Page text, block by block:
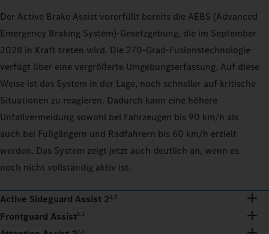
Der Active Brake Assist vorerfüllt bereits die AEBS (Advanced
Emergency Braking System)-Gesetzgebung, die im September
2028 in Kraft treten wird. Die 270‑Grad-Fusionstechnologie
verfügt über eine vergrößerte Umgebungserfassung. Auf diese
Weise ist das System in der Lage, noch schneller auf kritische
Situationen zu reagieren. Dadurch kann eine höhere
Unfallvermeidung sowohl bei Fahrzeugen bis 90 km/h als
auch bei Fußgängern und Radfahrern bis 60 km/h erzielt
werden. Das System zeigt jetzt auch deutlich an, wenn es
noch nicht vollständig aktiv ist.
Active Sideguard Assist 22,3
Frontguard Assist2,3
2,3